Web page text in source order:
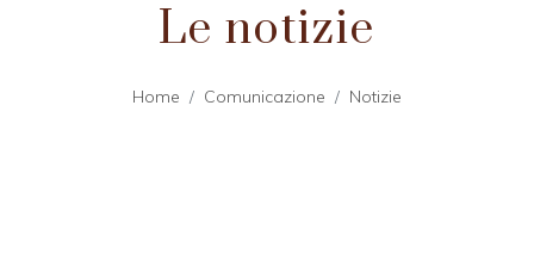
Le notizie
Home Comunicazione Notizie